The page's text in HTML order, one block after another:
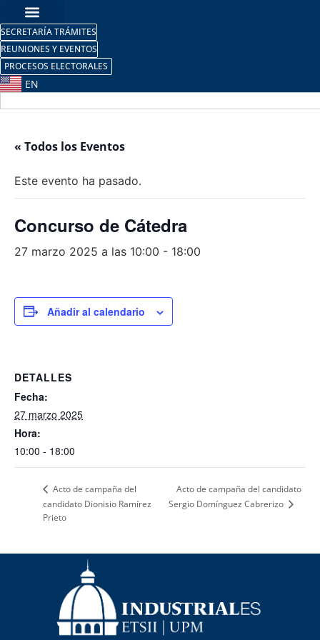
SECRETARÍA TRÁMITES
REUNIONES Y EVENTOS
PROCESOS ELECTORALES
EN
« Todos los Eventos
Este evento ha pasado.
Concurso de Cátedra
27 marzo 2025 a las 10:00 - 18:00
Añadir al calendario
DETALLES
Fecha:
27 marzo 2025
Hora:
10:00 - 18:00
Acto de campaña del
candidato Dionisio Ramírez
Prieto
Acto de campaña del candidato
Sergio Domínguez Cabrerizo